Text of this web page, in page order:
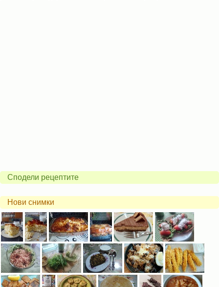
Сподели рецептите
Нови снимки